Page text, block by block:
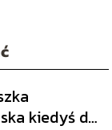
kiedyś do